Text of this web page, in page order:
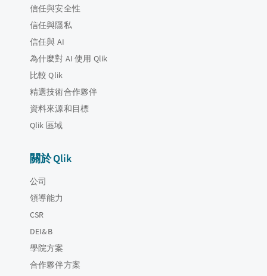
信任與安全性
信任與隱私
信任與 AI
為什麼對 AI 使用 Qlik
比較 Qlik
精選技術合作夥伴
資料來源和目標
Qlik 區域
關於 Qlik
公司
領導能力
CSR
DEI&B
學院方案
合作夥伴方案